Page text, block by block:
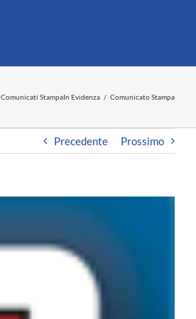
Comunicati StampaIn Evidenza Comunicato Stampa
Precedente Prossimo